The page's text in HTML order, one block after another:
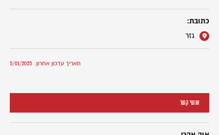
כתובת:
גזר
תאריך עדכון אחרון: 5/01/2025
אנשי קשר